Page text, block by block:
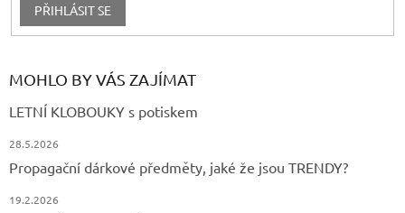
PŘIHLÁSIT SE
MOHLO BY VÁS ZAJÍMAT
LETNÍ KLOBOUKY s potiskem
28.5.2026
Propagační dárkové předměty, jaké že jsou TRENDY?
19.2.2026